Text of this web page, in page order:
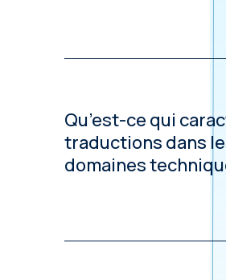
Qu’est-ce qui
traductions dans
domaines